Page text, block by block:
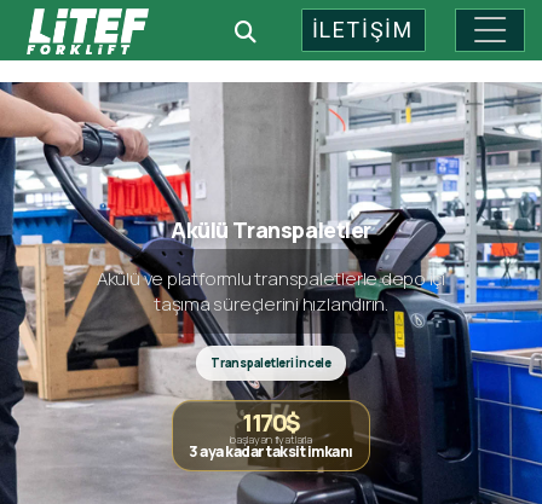
İLETİŞİM
Endüstriyel Depo
Akülü Transpaletler
Akülü ve platformlu transpaletlerle depo içi
taşıma süreçlerini hızlandırın.
Transpaletleri İncele
1170$
başlayan fiyatlarla
3 aya kadar taksit imkanı
ForkliftlerTranspaletler